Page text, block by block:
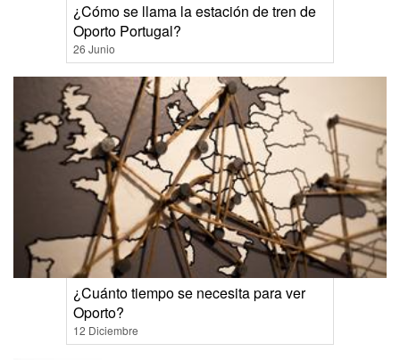
¿Cómo se llama la estación de tren de
Oporto Portugal?
26 Junio
¿Cuánto tiempo se necesita para ver
Oporto?
12 Diciembre